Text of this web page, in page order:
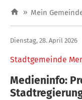
» Mein
Stadtgemeinde
Dienstag, 28. April 2026
Medieninfo: